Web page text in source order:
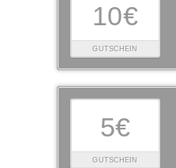
10€
GUTSCHEIN
5€
GUTSCHEIN